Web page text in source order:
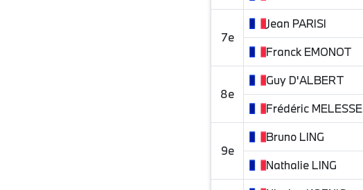
7e
Jean PARISI
Franck EMONOT
8e
Guy D'ALBERT
Frédéric MELESSE
9e
Bruno LING
Nathalie LING